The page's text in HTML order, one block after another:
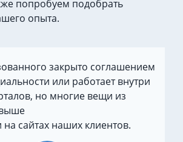
попробуем подобрать
опыта.
закрыто соглашением
или работает внутри
но многие вещи из
сайтах наших клиентов.